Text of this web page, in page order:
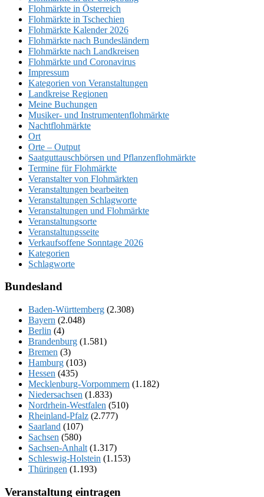
Flohmärkte in Österreich
Flohmärkte in Tschechien
Flohmärkte Kalender 2026
Flohmärkte nach Bundesländern
Flohmärkte nach Landkreisen
Flohmärkte und Coronavirus
Impressum
Kategorien von Veranstaltungen
Landkreise Regionen
Meine Buchungen
Musiker- und Instrumentenflohmärkte
Nachtflohmärkte
Ort
Orte – Output
Saatguttauschbörsen und Pflanzenflohmärkte
Termine für Flohmärkte
Veranstalter von Flohmärkten
Veranstaltungen bearbeiten
Veranstaltungen Schlagworte
Veranstaltungen und Flohmärkte
Veranstaltungsorte
Veranstaltungsseite
Verkaufsoffene Sonntage 2026
Kategorien
Schlagworte
Bundesland
Baden-Württemberg (2.308)
Bayern (2.048)
Berlin (4)
Brandenburg (1.581)
Bremen (3)
Hamburg (103)
Hessen (435)
Mecklenburg-Vorpommern (1.182)
Niedersachsen (1.833)
Nordrhein-Westfalen (510)
Rheinland-Pfalz (2.777)
Saarland (107)
Sachsen (580)
Sachsen-Anhalt (1.317)
Schleswig-Holstein (1.153)
Thüringen (1.193)
Veranstaltung eintragen